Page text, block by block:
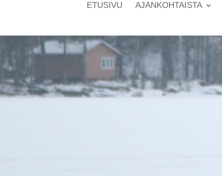
ETUSIVU AJANKOHTAISTA